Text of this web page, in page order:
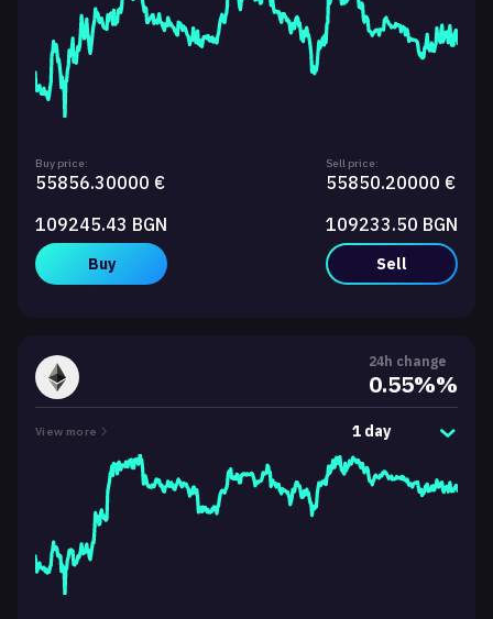
Buy price:
55856.30000 €
109245.43 BGN
Buy
Sell price:
55850.20000 €
109233.50 BGN
Sell
24h change
0.55%%
View more 1 day